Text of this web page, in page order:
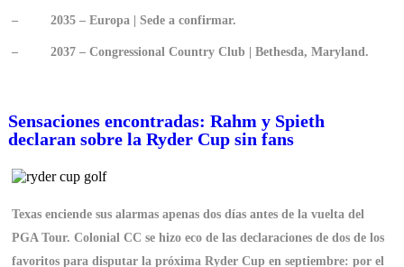
–2035 – Europa | Sede a confirmar.
–2037 – Congressional Country Club | Bethesda, Maryland.
Sensaciones encontradas: Rahm y Spieth
declaran sobre la Ryder Cup sin fans
Texas enciende sus alarmas apenas dos días antes de la vuelta del
PGA Tour. Colonial CC se hizo eco de las declaraciones de dos de los
favoritos para disputar la próxima Ryder Cup en septiembre: por el